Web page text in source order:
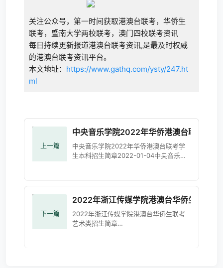
关注公众号，第一时间获取港澳台联考，华侨生
联考，暨南大学两校联考，澳门四校联考资讯
每日持续更新报道港澳台联考资讯,是最及时权威
的港澳台联考资讯平台。
本文地址： https://www.gathq.com/ysty/247.ht
ml
上一篇
中央音乐学院2022年华侨港澳台联考本科
中央音乐学院2022年华侨港澳台联考学
生本科招生简章2022-01-04中央音乐学
下一篇
2022年浙江传媒学院港澳台华侨生联考艺
2022年浙江传媒学院港澳台华侨生联考
艺术类招生简章